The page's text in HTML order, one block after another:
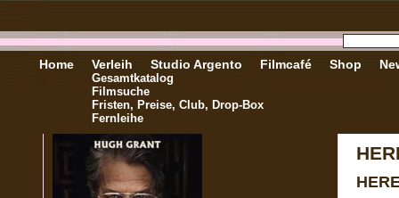
Home Verleih
Gesamtkatalog
Filmsuche
Fristen, Preise, Club, Drop-Box
Fernleihe
Studio Argento Filmcafé Shop